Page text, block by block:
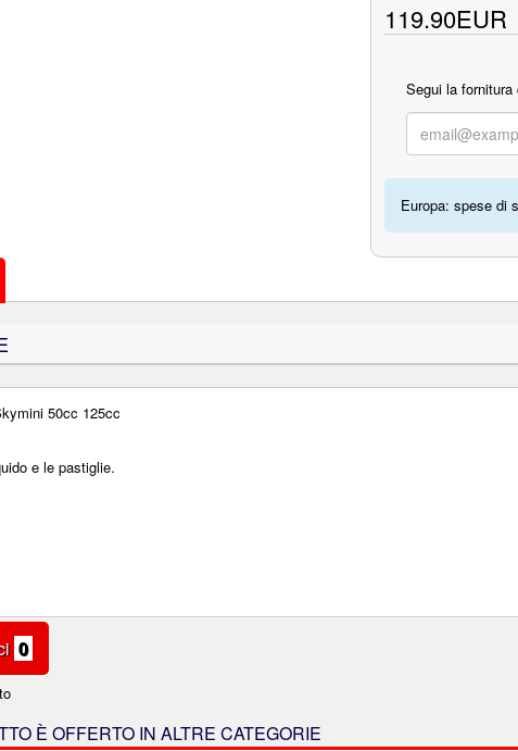
119.90EUR
Segui la
Europa: spese di
50cc 125cc
e le pastiglie.
0
È OFFERTO IN ALTRE CATEGORIE